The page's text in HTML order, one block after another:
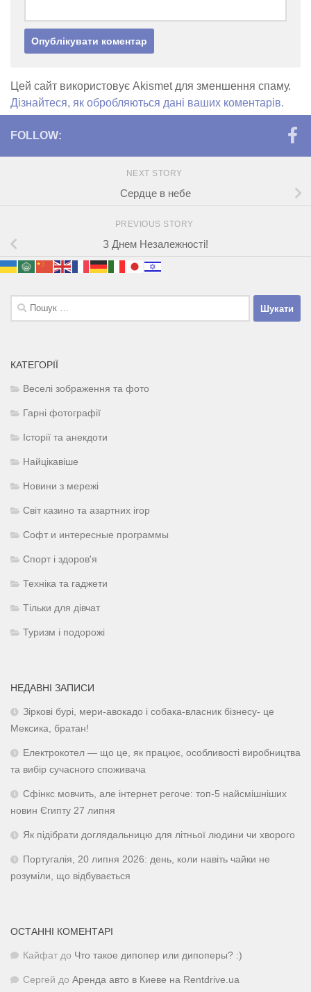
Цей сайт використовує Akismet для зменшення спаму.
Дізнайтеся, як обробляються дані ваших коментарів.
FOLLOW:
NEXT STORY
Сердце в небе
PREVIOUS STORY
З Днем Незалежності!
Пошук:
КАТЕГОРІЇ
Веселі зображення та фото
Гарні фотографії
Історії та анекдоти
Найцікавіше
Новини з мережі
Світ казино та азартних ігор
Софт и интересные программы
Спорт і здоров'я
Техніка та гаджети
Тільки для дівчат
Туризм і подорожі
НЕДАВНІ ЗАПИСИ
Зіркові бурі, мери-авокадо і собака-власник бізнесу- це
Мексика, братан!
Електрокотел — що це, як працює, особливості виробництва
та вибір сучасного споживача
Сфінкс мовчить, але інтернет регоче: топ-5 найсмішніших
новин Єгипту 27 липня
Як підібрати доглядальницю для літньої людини чи хворого
Португалія, 20 липня 2026: день, коли навіть чайки не
розуміли, що відбувається
ОСТАННІ КОМЕНТАРІ
Кайфат до Что такое дипопер или дипоперы? :)
Сергей до Аренда авто в Киеве на Rentdrive.ua